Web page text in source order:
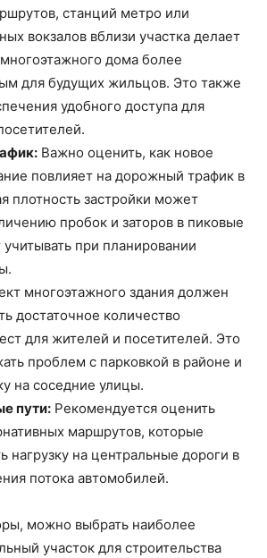
станций метро или
вокзалов вблизи участка делает
дома более
для будущих жильцов. Это также
удобного доступа для
Важно оценить, как новое
повлияет на дорожный трафик в
плотность застройки может
пробок и заторов в пиковые
учитывать при планировании
многоэтажного здания должен
достаточное количество
для жителей и посетителей. Это
проблем с парковкой в районе и
на соседние улицы.
пути: Рекомендуется оценить
маршрутов, которые
нагрузку на центральные дороги в
потока автомобилей.
можно выбрать наиболее
участок для строительства